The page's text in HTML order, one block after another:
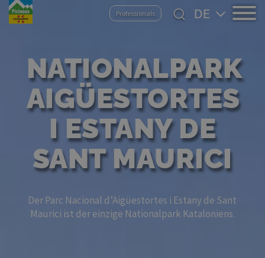
Direkt
zum
Professionals
Select
your
NATIONALPARK
AIGÜESTORTES
I ESTANY DE
SANT MAURICI
Der Parc Nacional d’Aigüestortes i Estany de Sant
Maurici ist der einzige Nationalpark Kataloniens.